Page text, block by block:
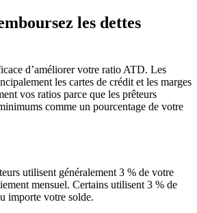
les dettes
d’améliorer votre ratio ATD. Les
les cartes de crédit et les marges
vos ratios parce que les prêteurs
comme un pourcentage de votre
utilisent généralement 3 % de votre
mensuel. Certains utilisent 3 % de
importe votre solde.